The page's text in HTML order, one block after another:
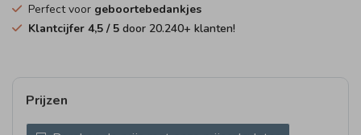
Perfect voor geboortebedankjes
Klantcijfer 4,5 / 5 door 20.240+ klanten!
Prijzen